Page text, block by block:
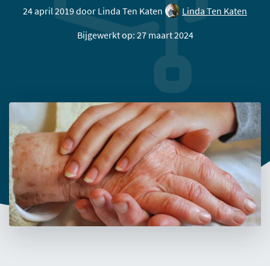
24 april 2019 door Linda Ten Katen
Linda Ten Katen
Bijgewerkt op: 27 maart 2024